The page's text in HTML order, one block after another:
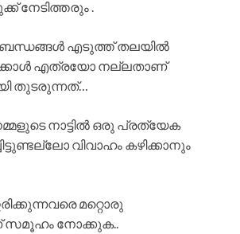
നേടിത്തരും .
എടുത്ത് തലയിൽ
എത്രയോ നല്ലതാണ്
തുടരുന്നത്…
നാട്ടിൽ ഒരു പ്രത്യേക
വിവാഹം കഴിക്കാനും
മറ്റൊരു
സമൂഹം നോക്കുക..